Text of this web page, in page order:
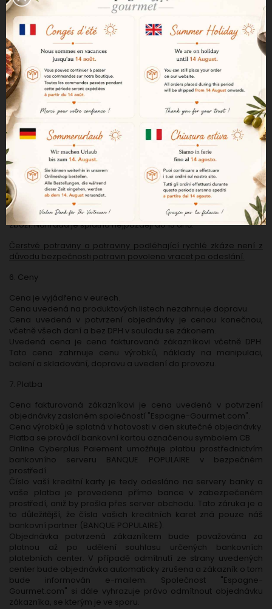
platí pouze za jedno doručení. Pokud zákazník požaduje 2
místa doručení, musí podat 2 objednávky a uhradit s tím
spojené poplatky za doručení.
5. Odstoupení od smlouvy
Máte 14 dní (od převzetí zboží) na to, abyste se rozhodli. O
svém rozhodnutí odstoupit od smlouvy nás můžete informovat
zasláním e-mailu na následující adresu:info@espagne-
gourmet.com
. V případě výměny nebo vrácení peněz zašlete
nové zboží v původním nepoškozeném obalu spolu s
příslušenstvím, návodem a dokumentací do 14 dnů od vašeho
sdělení na následující adresu:
Espagne Gourmet
60, rue de l'industrie
78200 Buchelay
Francie
V případě uplatnění práva na odstoupení od smlouvy je
společnost "Espagne-Gourmet.com" povinna bezplatně vrátit
zákazníkovi zaplacené částky, s výjimkou nákladů na vrácení
zboží. Náhrada je splatná nejpozději do 15 dnů.
Čerstvé potraviny a potraviny podléhající rychlé zkáze není z
důvodu bezpečnosti potravin povoleno vracet po odeslání.
6. Ceny
Cena je vyjádřena v eurech.
Cena uvedená na produktových listech nezahrnuje dopravu.
Cena uvedená v potvrzení objednávky je cenou konečnou,
včetně všech daní a bez DPH v souladu se zákonem.
Uvedená cena je cena fakturovaná zákazníkovi včetně DPH.
Tato cena zahrnuje cenu výrobků, náklady na manipulaci,
balení a skladování, dopravu a uvedení do provozu.
7. Platba
Cena fakturovaná zákazníkovi je cena uvedená v potvrzení
objednávky zaslaném společností "Espagne-Gourmet.com".
Cena výrobků je splatná v hotovosti v den skutečné objednávky.
Platba se provádí bankovní kartou označenou symbolem CB.
Online Cyberplus Paiement umožňuje platbu prostřednictvím
bankovního serveru BANQUE POPULAIRE v bezpečném
prostředí.
Číslo vaší kreditní karty je tedy odesláno na servery banky a
vaše platba je provedena přímo bance v zabezpečeném
prostředí, aniž by prošla přes server obchodu. Tato záruka je o
to důležitější, že čísla vašich kreditních karet zná pouze náš
bankovní partner (BANQUE POPULAIRE).
Objednávka potvrzená zákazníkem bude považována za
platnou až po udělení souhlasu určených bankovních
platebních center. V případě odmítnutí ze strany uvedených
center bude objednávka automaticky zrušena a zákazník o tom
bude informován e-mailem. Společnost "Espagne-
Gourmet.com" si dále vyhrazuje právo odmítnout objednávku
zákazníka, se kterým je ve sporu.